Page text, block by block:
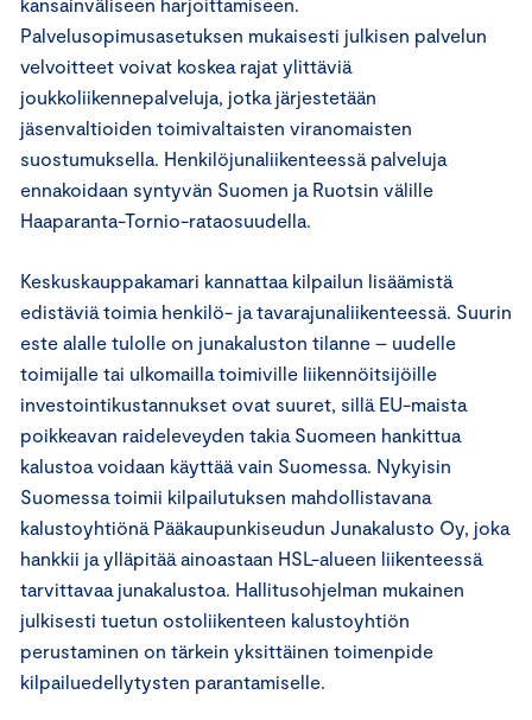
Palvelusopimusasetuksen mukaisesti julkisen palvelun
velvoitteet voivat koskea rajat ylittäviä
joukkoliikennepalveluja, jotka järjestetään
jäsenvaltioiden toimivaltaisten viranomaisten
suostumuksella. Henkilöjunaliikenteessä palveluja
ennakoidaan syntyvän Suomen ja Ruotsin välille
Haaparanta-Tornio-rataosuudella.
Keskuskauppakamari kannattaa kilpailun lisäämistä
edistäviä toimia henkilö- ja tavarajunaliikenteessä. Suurin
este alalle tulolle on junakaluston tilanne – uudelle
toimijalle tai ulkomailla toimiville liikennöitsijöille
investointikustannukset ovat suuret, sillä EU-maista
poikkeavan raideleveyden takia Suomeen hankittua
kalustoa voidaan käyttää vain Suomessa. Nykyisin
Suomessa toimii kilpailutuksen mahdollistavana
kalustoyhtiönä Pääkaupunkiseudun Junakalusto Oy, joka
hankkii ja ylläpitää ainoastaan HSL-alueen liikenteessä
tarvittavaa junakalustoa. Hallitusohjelman mukainen
julkisesti tuetun ostoliikenteen kalustoyhtiön
perustaminen on tärkein yksittäinen toimenpide
kilpailuedellytysten parantamiselle.